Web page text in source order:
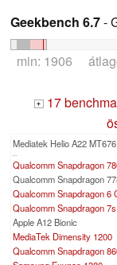
Geekbench 6.7-
min: 1906
+ 17
Mediatek Helio A22
...
Qualcomm Snapdragon
Qualcomm Snapdragon
Qualcomm Snapdragon 6
Qualcomm Snapdragon
Apple A12 Bionic
MediaTek Dimensity 1200
Qualcomm Snapdragon